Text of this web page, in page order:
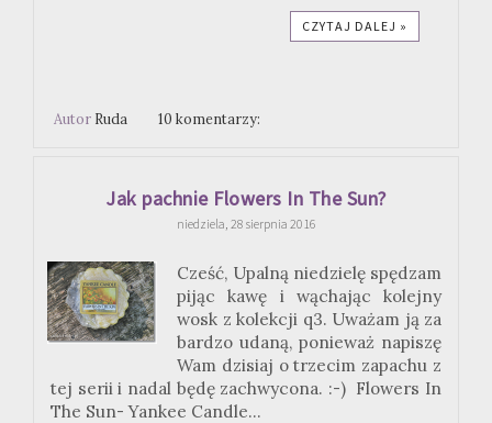
CZYTAJ DALEJ »
Autor Ruda 10 komentarzy:
Jak pachnie Flowers In The Sun?
niedziela, 28 sierpnia 2016
Cześć, Upalną niedzielę spędzam
pijąc kawę i wąchając kolejny
wosk z kolekcji q3. Uważam ją za
bardzo udaną, ponieważ napiszę
Wam dzisiaj o trzecim zapachu z
tej serii i nadal będę zachwycona. :-) Flowers In
The Sun- Yankee Candle...